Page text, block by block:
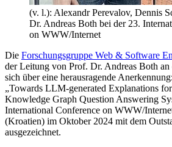
(v. l.): Alexandr Perevalov, Dennis
Dr. Andreas Both bei der 23.
on WWW/Internet
Die Forschungsgruppe Web & Software
der Leitung von Prof. Dr. Andreas Both
sich über eine herausragende
„Towards LLM-generated Explanations
Knowledge Graph Question Answering
International Conference on WWW/
(Kroatien) im Oktober 2024 mit dem
ausgezeichnet.